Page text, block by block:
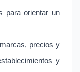
para orientar un
precios y
y